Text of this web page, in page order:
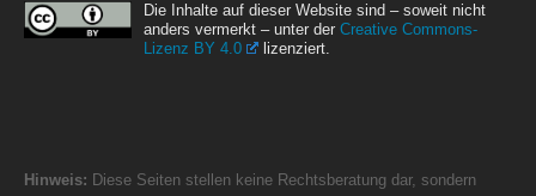
Die Inhalte auf dieser Website sind – soweit nicht
anders vermerkt – unter der Creative Commons-
Lizenz BY 4.0
lizenziert.
Hinweis: Diese Seiten stellen keine Rechtsberatung dar, sondern